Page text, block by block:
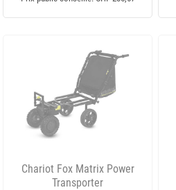
Chariot Fox Matrix Power
Transporter